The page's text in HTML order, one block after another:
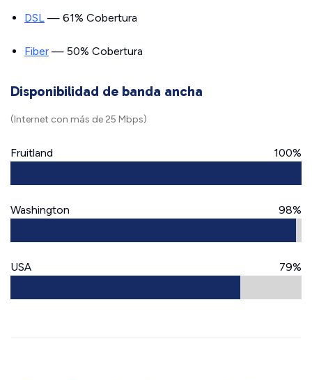
DSL — 61% Cobertura
Fiber — 50% Cobertura
Disponibilidad de banda ancha
(Internet con más de 25 Mbps)
Fruitland 100%
Washington 98%
USA 79%